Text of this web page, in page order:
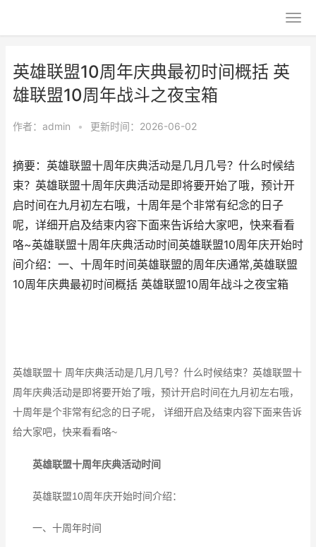
英雄联盟10周年庆典最初时间概括 英
雄联盟10周年战斗之夜宝箱
作者： admin • 更新时间：2026-06-02
摘要：英雄联盟十周年庆典活动是几月几号？什么时候结
束？英雄联盟十周年庆典活动是即将要开始了哦，预计开
启时间在九月初左右哦，十周年是个非常有纪念的日子
呢，详细开启及结束内容下面来告诉给大家吧，快来看看
咯~英雄联盟十周年庆典活动时间英雄联盟10周年庆开始时
间介绍：一、十周年时间英雄联盟的周年庆通常,英雄联盟
10周年庆典最初时间概括 英雄联盟10周年战斗之夜宝箱
英雄联盟十 周年庆典活动是几月几号？什么时候结束？英雄联盟十
周年庆典活动是即将要开始了哦，预计开启时间在九月初左右哦，
十周年是个非常有纪念的日子呢， 详细开启及结束内容下面来告诉
给大家吧，快来看看咯~
英雄联盟十周年庆典活动时间
英雄联盟10周年庆开始时间介绍：
一、十周年时间